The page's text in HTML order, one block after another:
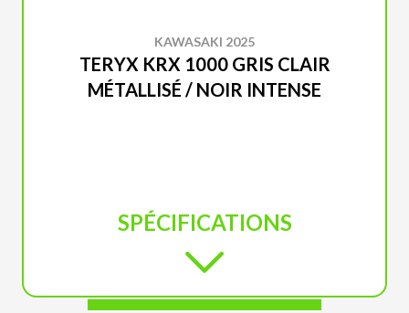
KAWASAKI 2025
TERYX KRX 1000 GRIS CLAIR
MÉTALLISÉ / NOIR INTENSE
SPÉCIFICATIONS